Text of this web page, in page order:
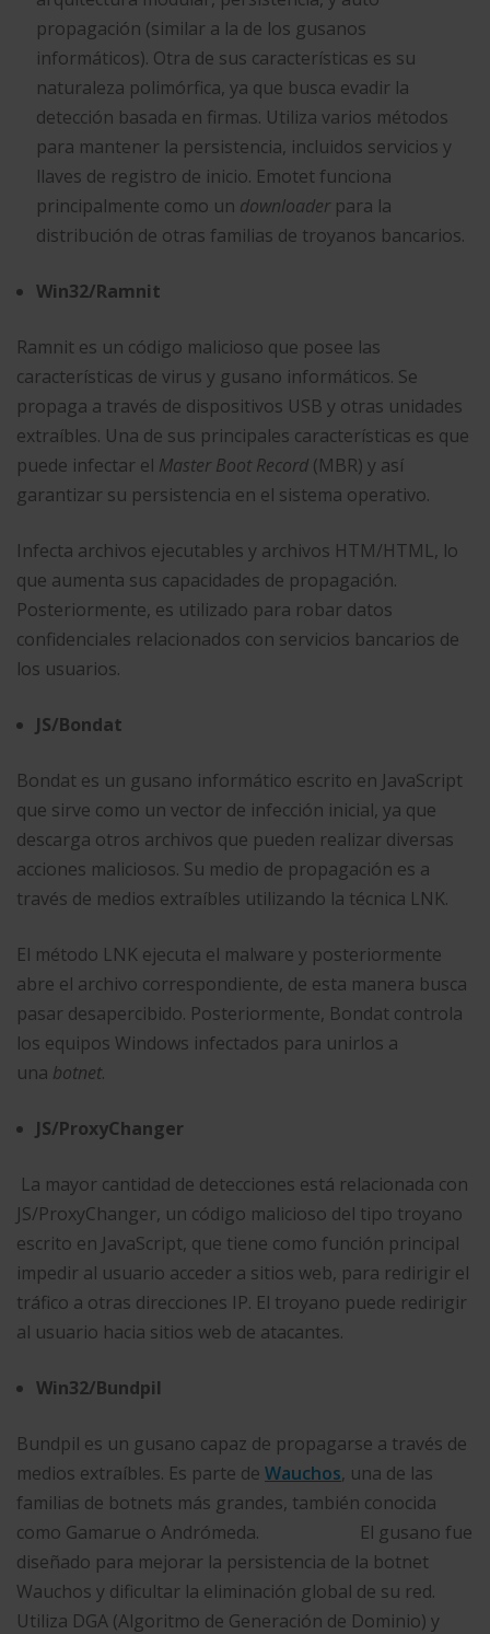
propagación (similar a la de los gusanos
informáticos). Otra de sus características es su
naturaleza polimórfica, ya que busca evadir la
detección basada en firmas. Utiliza varios métodos
para mantener la persistencia, incluidos servicios y
llaves de registro de inicio. Emotet funciona
principalmente como un downloaderpara la
distribución de otras familias de troyanos bancarios.
Win32/Ramnit
Ramnit es un código malicioso que posee las
características de virus y gusano informáticos. Se
propaga a través de dispositivos USB y otras unidades
extraíbles. Una de sus principales características es que
puede infectar el Master Boot Record (MBR) y así
garantizar su persistencia en el sistema operativo.
Infecta archivos ejecutables y archivos HTM/HTML, lo
que aumenta sus capacidades de propagación.
Posteriormente, es utilizado para robar datos
confidenciales relacionados con servicios bancarios de
los usuarios.
JS/Bondat
Bondat es un gusano informático escrito en JavaScript
que sirve como un vector de infección inicial, ya que
descarga otros archivos que pueden realizar diversas
acciones maliciosos. Su medio de propagación es a
través de medios extraíbles utilizando la técnica LNK.
El método LNK ejecuta el malware y posteriormente
abre el archivo correspondiente, de esta manera busca
pasar desapercibido. Posteriormente, Bondat controla
los equipos Windows infectados para unirlos a
una botnet.
JS/ProxyChanger
La mayor cantidad de detecciones está relacionada con
JS/ProxyChanger, un código malicioso del tipo troyano
escrito en JavaScript, que tiene como función principal
impedir al usuario acceder a sitios web, para redirigir el
tráfico a otras direcciones IP. El troyano puede redirigir
al usuario hacia sitios web de atacantes.
Win32/Bundpil
Bundpil es un gusano capaz de propagarse a través de
medios extraíbles. Es parte de Wauchos, una de las
familias de botnets más grandes, también conocida
como Gamarue o Andrómeda. El gusano fue
diseñado para mejorar la persistencia de la botnet
Wauchos y dificultar la eliminación global de su red.
Utiliza DGA (Algoritmo de Generación de Dominio) y